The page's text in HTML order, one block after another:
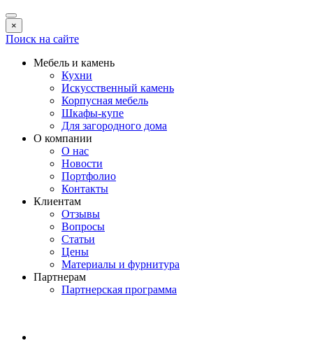
×
Поиск на сайте
Мебель и камень
Кухни
Искусственный камень
Корпусная мебель
Шкафы-купе
Для загородного дома
О компании
О нас
Новости
Портфолио
Контакты
Клиентам
Отзывы
Вопросы
Статьи
Цены
Материалы и фурнитура
Партнерам
Партнерская программа